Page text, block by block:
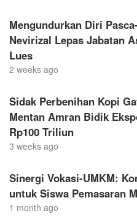
Mengundurkan Diri
Nevirizal Lepas Jabatan
Lues
2 weeks ago
Sidak Perbenihan Kopi
Mentan Amran Bidik
Rp100 Triliun
3 weeks ago
Sinergi Vokasi-UMKM:
untuk Siswa Pemasaran
1 month ago